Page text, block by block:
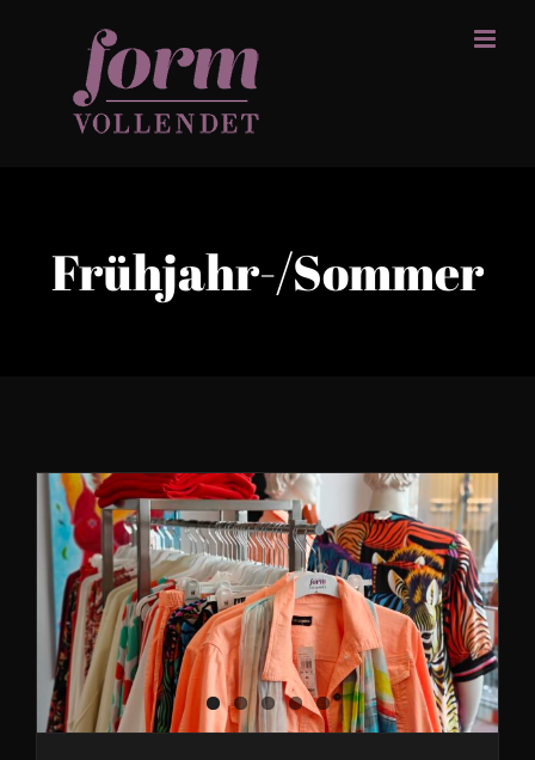
Frühjahr-/Sommer
Frühjahr/Sommer 2026 bei
FORMVOLLENDET